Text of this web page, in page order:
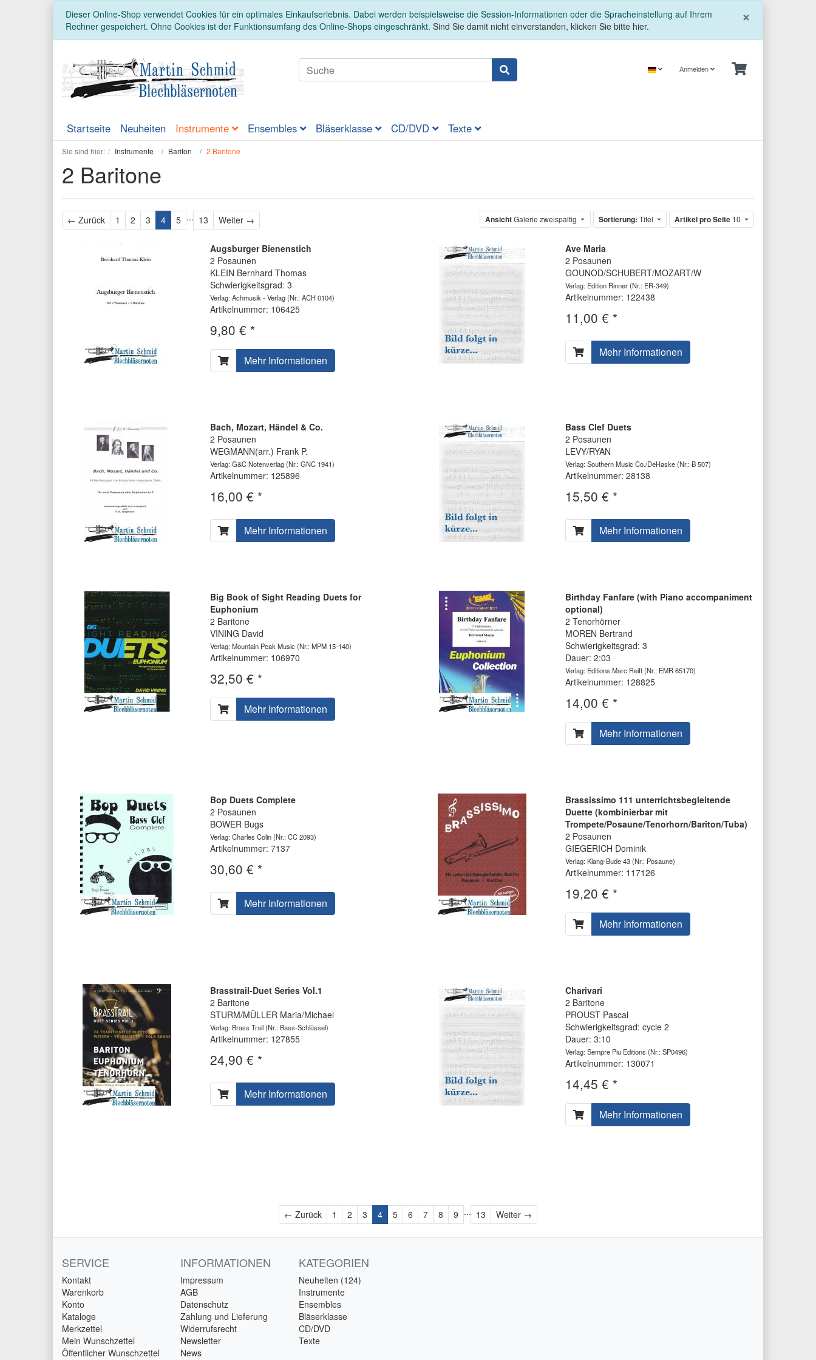
×
Dieser Online-Shop verwendet Cookies für ein optimales Einkaufserlebnis. Dabei werden beispielsweise die Session-Informationen oder die Spracheinstellung auf Ihrem
Rechner gespeichert. Ohne Cookies ist der Funktionsumfang des Online-Shops eingeschränkt. Sind Sie damit nicht einverstanden, klicken Sie bitte hier.
Anmelden
Startseite Neuheiten Instrumente Ensembles Bläserklasse CD/DVD Texte
Sie sind hier: Instrumente Bariton 2 Baritone
2 Baritone
← ZurückZurück
1 2 3 4 5 ... 13 Weiter → AnsichtGalerie zweispaltig Sortierung: Titel Artikel pro Seite 10
Augsburger Bienenstich
2 Posaunen
KLEIN Bernhard Thomas
Schwierigkeitsgrad: 3
Verlag: Achmusik - Verlag(Nr.: ACH 0104)
Artikelnummer: 106425
9,80 € *
Mehr Informationen
Ave Maria
2 Posaunen
GOUNOD/SCHUBERT/MOZART/W
Verlag: Edition Rinner(Nr.: ER-349)
Artikelnummer: 122438
11,00 € *
Mehr Informationen
Bach, Mozart, Händel & Co.
2 Posaunen
WEGMANN(arr.) Frank P.
Verlag: G&C Notenverlag(Nr.: GNC 1941)
Artikelnummer: 125896
16,00 € *
Mehr Informationen
Bass Clef Duets
2 Posaunen
LEVY/RYAN
Verlag: Southern Music Co./DeHaske(Nr.: B 507)
Artikelnummer: 28138
15,50 € *
Mehr Informationen
Big Book of Sight Reading Duets for
Euphonium
2 Baritone
VINING David
Verlag: Mountain Peak Music(Nr.: MPM 15-140)
Artikelnummer: 106970
32,50 € *
Mehr Informationen
Birthday Fanfare (with Piano accompaniment
optional)
2 Tenorhörner
MOREN Bertrand
Schwierigkeitsgrad: 3
Dauer: 2:03
Verlag: Editions Marc Reift(Nr.: EMR 65170)
Artikelnummer: 128825
14,00 € *
Mehr Informationen
Bop Duets Complete
2 Posaunen
BOWER Bugs
Verlag: Charles Colin(Nr.: CC 2093)
Artikelnummer: 7137
30,60 € *
Mehr Informationen
Brassissimo 111 unterrichtsbegleitende
Duette (kombinierbar mit
Trompete/Posaune/Tenorhorn/Bariton/Tuba)
2 Posaunen
GIEGERICH Dominik
Verlag: Klang-Bude 43(Nr.: Posaune)
Artikelnummer: 117126
19,20 € *
Mehr Informationen
Brasstrail-Duet Series Vol.1
2 Baritone
STURM/MÜLLER Maria/Michael
Verlag: Brass Trail(Nr.: Bass-Schlüssel)
Artikelnummer: 127855
24,90 € *
Mehr Informationen
Charivari
2 Baritone
PROUST Pascal
Schwierigkeitsgrad: cycle 2
Dauer: 3:10
Verlag: Sempre Piu Editions (Nr.: SP0496)
Artikelnummer: 130071
14,45 € *
Mehr Informationen
← ZurückZurück
1 2 3 4 5 6 7 8 9 ... 13 Weiter →
SERVICE
Kontakt
Warenkorb
Konto
Kataloge
Merkzettel
Mein Wunschzettel
Öffentlicher Wunschzettel
INFORMATIONEN
Impressum
AGB
Datenschutz
Zahlung und Lieferung
Widerrufsrecht
Newsletter
News
KATEGORIEN
Neuheiten (124)
Instrumente
Ensembles
Bläserklasse
CD/DVD
Texte